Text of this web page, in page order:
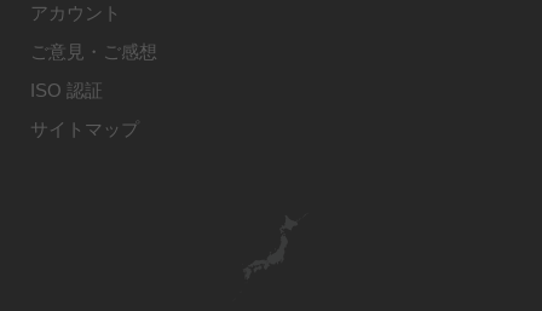
アカウント
ご意見・ご感想
ISO 認証
サイトマップ